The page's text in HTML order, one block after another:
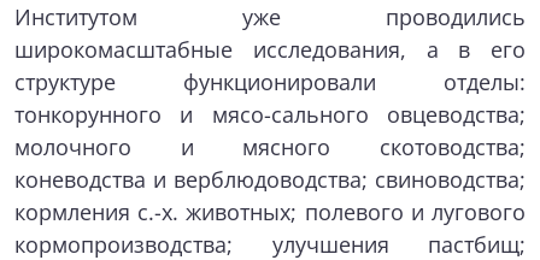
Институтом уже проводились
широкомасштабные исследования, а в его
структуре функционировали отделы:
тонкорунного и мясо-сального овцеводства;
молочного и мясного скотоводства;
коневодства и верблюдоводства; свиноводства;
кормления с.-х. животных; полевого и лугового
кормопроизводства; улучшения пастбищ;